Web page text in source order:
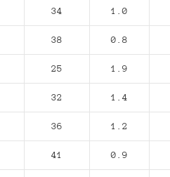
34 1.0
38 0.8
25 1.9
32 1.4
36 1.2
41 0.9